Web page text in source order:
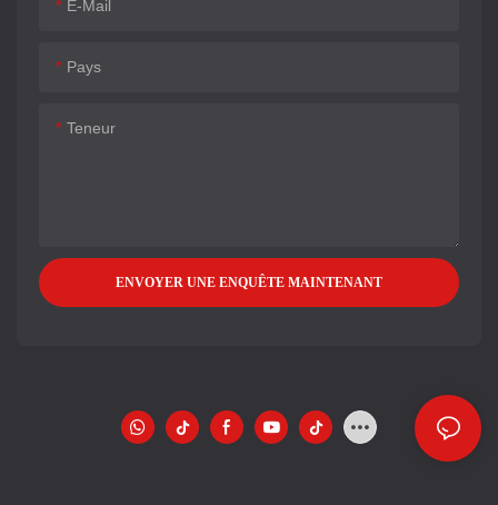
E-Mail
Pays
Teneur
ENVOYER UNE ENQUÊTE MAINTENANT